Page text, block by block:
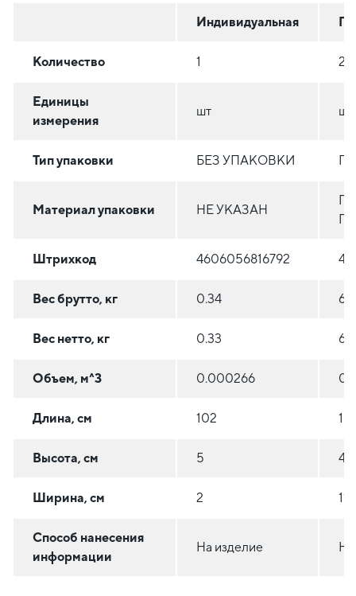
Индивидуальная
Количество 1 20
Единицы
измерения
шт шт
Тип упаковки БЕЗ УПАКОВКИ
Материал упаковки НЕ УКАЗАН
Штрихкод 4606056816792
Вес брутто, кг 0.34 6.8
Вес нетто, кг 0.33 6.6
Объем, м^3 0.000266
Длина, см 102
Высота, см 5 4.5
Ширина, см 2 11
Способ нанесения
информации
На изделие На